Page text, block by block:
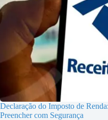
Declaração do Imposto de
Preencher com Segurança